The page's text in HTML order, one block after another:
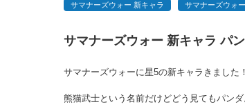
サマナーズウォー 新キャラ サマナーズウォ
サマナーズウォー 新キャラ パ
サマナーズウォーに星5の新キャラきました！
熊猫武士という名前だけどどう見てもパンダ